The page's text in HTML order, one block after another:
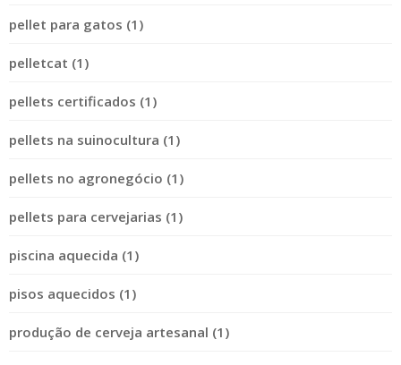
pellet para gatos (1)
pelletcat (1)
pellets certificados (1)
pellets na suinocultura (1)
pellets no agronegócio (1)
pellets para cervejarias (1)
piscina aquecida (1)
pisos aquecidos (1)
produção de cerveja artesanal (1)